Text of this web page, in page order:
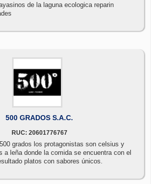
de la laguna ecologica reparin
500 GRADOS S.A.C.
RUC: 20601776767
grados los protagonistas son celsius y
a leña donde la comida se encuentra con el
platos con sabores únicos.